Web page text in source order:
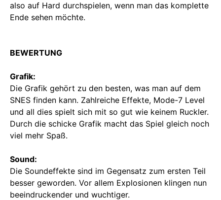
also auf Hard durchspielen, wenn man das komplette
Ende sehen möchte.
BEWERTUNG
Grafik:
Die Grafik gehört zu den besten, was man auf dem
SNES finden kann. Zahlreiche Effekte, Mode-7 Level
und all dies spielt sich mit so gut wie keinem Ruckler.
Durch die schicke Grafik macht das Spiel gleich noch
viel mehr Spaß.
Sound:
Die Soundeffekte sind im Gegensatz zum ersten Teil
besser geworden. Vor allem Explosionen klingen nun
beeindruckender und wuchtiger.